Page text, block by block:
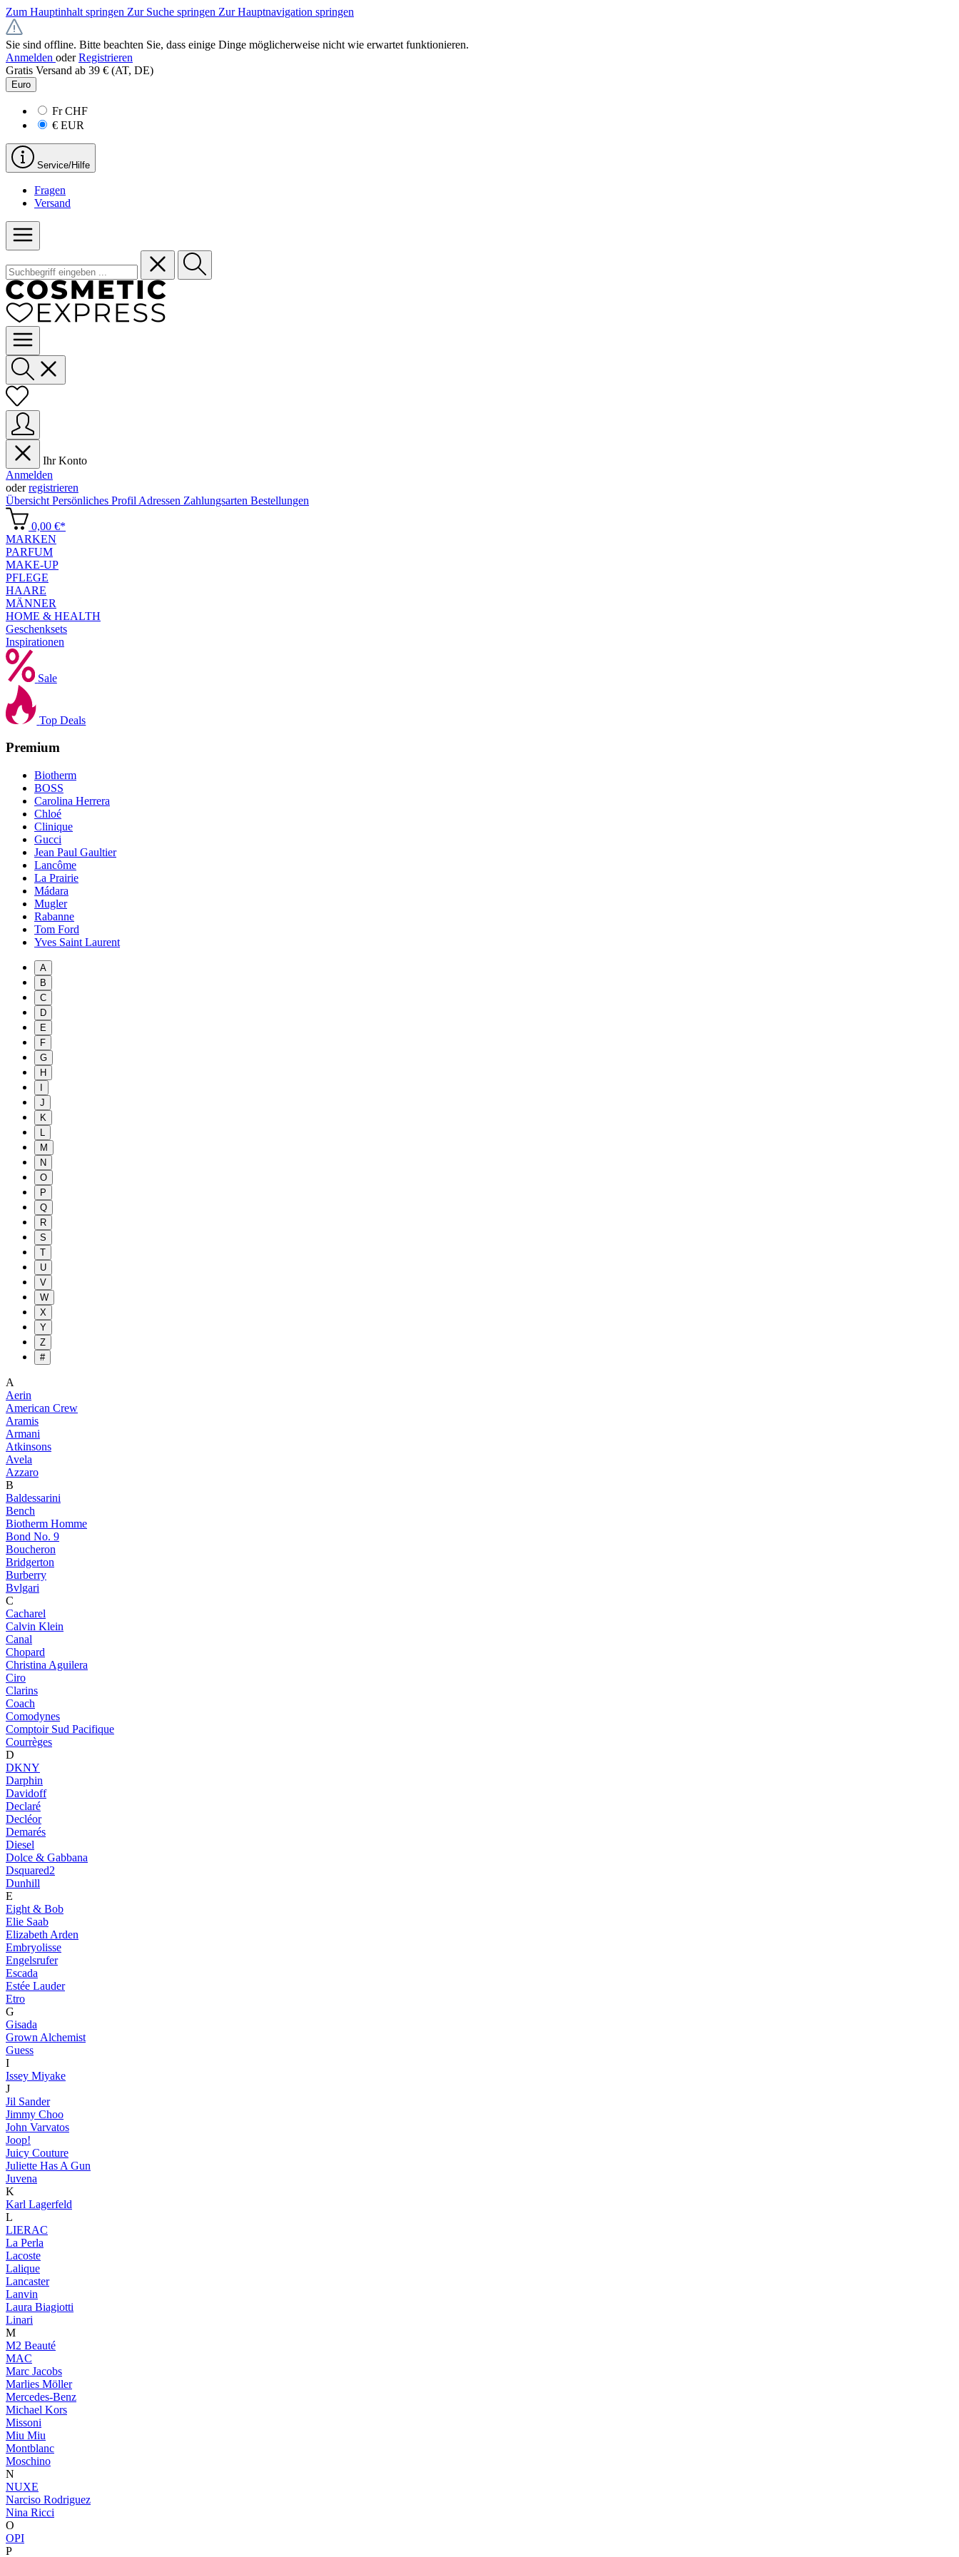
Zum Hauptinhalt springen Zur Suche springen Zur Hauptnavigation springen
Sie sind offline. Bitte beachten Sie, dass einige Dinge möglicherweise nicht wie erwartet funktionieren.
Anmelden oder Registrieren
Gratis Versand ab 39 € (AT, DE)
Euro
FrCHF
€ EUR
Service/Hilfe
Fragen
Versand
Ihr Konto
Anmelden
oderregistrieren
Übersicht Persönliches Profil Adressen Zahlungsarten Bestellungen
0,00 €*
MARKEN
PARFUM
MAKE-UP
PFLEGE
HAARE
MÄNNER
HOME & HEALTH
Geschenksets
Inspirationen
Sale
Top Deals
Premium
Biotherm
BOSS
Carolina Herrera
Chloé
Clinique
Gucci
Jean Paul Gaultier
Lancôme
La Prairie
Mádara
Mugler
Rabanne
Tom Ford
Yves Saint Laurent
A
B
C
D
E
F
G
H
J
K
L
M
N
O
P
Q
R
S
T
U
V
W
X
Y
Z
#
A
Aerin
American Crew
Aramis
Armani
Atkinsons
Avela
Azzaro
B
Baldessarini
Bench
Biotherm Homme
Bond No. 9
Boucheron
Bridgerton
Burberry
Bvlgari
C
Cacharel
Calvin Klein
Canal
Chopard
Christina Aguilera
Ciro
Clarins
Coach
Comodynes
Comptoir Sud Pacifique
Courrèges
D
DKNY
Darphin
Davidoff
Declaré
Decléor
Demarés
Diesel
Dolce & Gabbana
Dsquared2
Dunhill
E
Eight & Bob
Elie Saab
Elizabeth Arden
Embryolisse
Engelsrufer
Escada
Estée Lauder
Etro
G
Gisada
Grown Alchemist
Guess
I
Issey Miyake
J
Jil Sander
Jimmy Choo
John Varvatos
Joop!
Juicy Couture
Juliette Has A Gun
Juvena
K
Karl Lagerfeld
L
LIERAC
La Perla
Lacoste
Lalique
Lancaster
Lanvin
Laura Biagiotti
Linari
M
M2 Beauté
MAC
Marc Jacobs
Marlies Möller
Mercedes-Benz
Michael Kors
Missoni
Miu Miu
Montblanc
Moschino
N
NUXE
Narciso Rodriguez
Nina Ricci
O
OPI
P